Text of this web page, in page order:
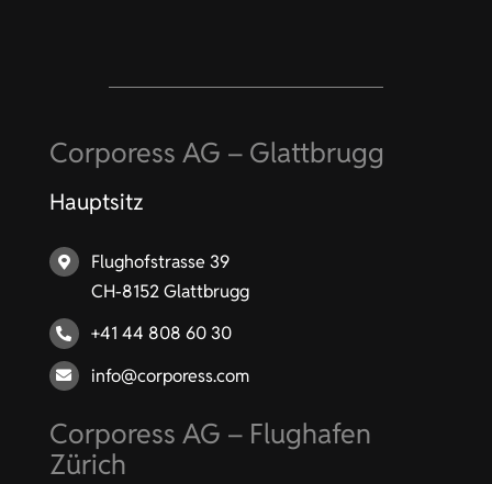
Corporess AG – Glattbrugg
Hauptsitz
Flughofstrasse 39
CH-8152 Glattbrugg
+41 44 808 60 30
info@corporess.com
Corporess AG – Flughafen
Zürich